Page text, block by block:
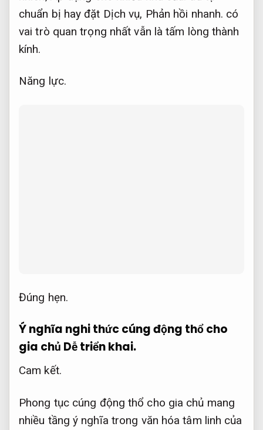
chuẩn bị hay đặt Dịch vụ, Phản hồi nhanh. có
vai trò quan trọng nhất vẫn là tấm lòng thành
kính.
Năng lực.
Đúng hẹn.
Ý nghĩa nghi thức cúng động thổ cho
gia chủ Dễ triển khai.
Cam kết.
Phong tục cúng động thổ cho gia chủ mang
nhiều tầng ý nghĩa trong văn hóa tâm linh của